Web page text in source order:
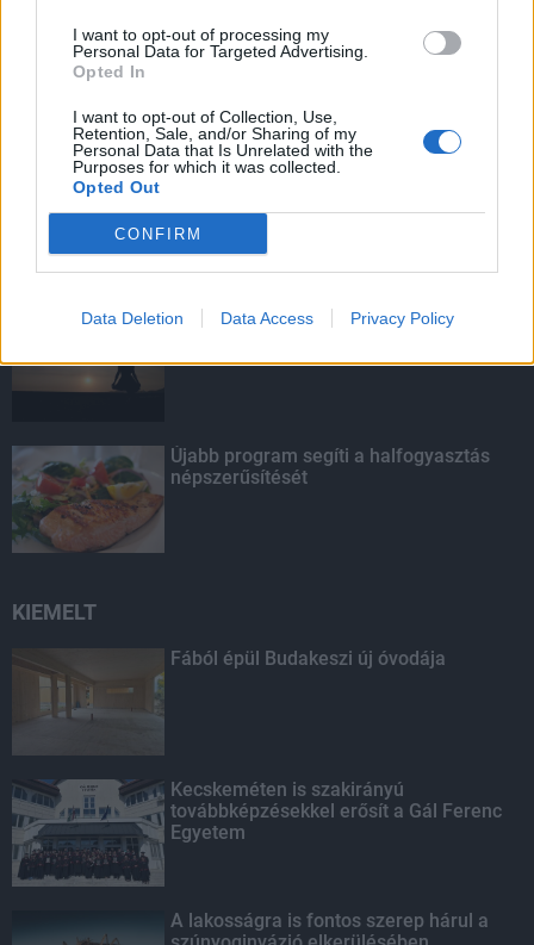
I want to opt-out of processing my
Personal Data for Targeted Advertising.
Opted In
I want to opt-out of Collection, Use,
Retention, Sale, and/or Sharing of my
Personal Data that Is Unrelated with the
Purposes for which it was collected.
Opted Out
CONFIRM
Data Deletion Data Access Privacy Policy
HIRDETÉS
LEGOLVASOTTABB
Amire többmillióan vártunk: szombattól
Újabb program segíti a halfogyasztás
népszerűsítését
KIEMELT
Fából épül Budakeszi új óvodája
Kecskeméten is szakirányú
továbbképzésekkel erősít a Gál Ferenc
Egyetem
A lakosságra is fontos szerep hárul a